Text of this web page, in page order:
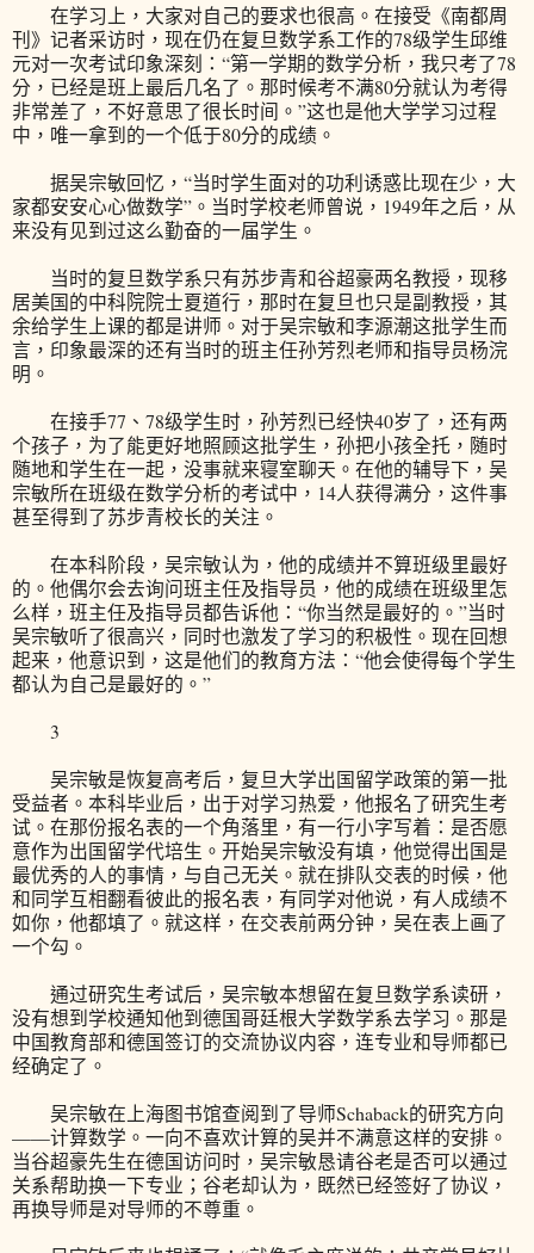
在学习上，大家对自己的要求也很高。在接受《南都周
刊》记者采访时，现在仍在复旦数学系工作的78级学生邱维
元对一次考试印象深刻：“第一学期的数学分析，我只考了78
分，已经是班上最后几名了。那时候考不满80分就认为考得
非常差了，不好意思了很长时间。”这也是他大学学习过程
中，唯一拿到的一个低于80分的成绩。
据吴宗敏回忆，“当时学生面对的功利诱惑比现在少，大
家都安安心心做数学”。当时学校老师曾说，1949年之后，从
来没有见到过这么勤奋的一届学生。
当时的复旦数学系只有苏步青和谷超豪两名教授，现移
居美国的中科院院士夏道行，那时在复旦也只是副教授，其
余给学生上课的都是讲师。对于吴宗敏和李源潮这批学生而
言，印象最深的还有当时的班主任孙芳烈老师和指导员杨浣
明。
在接手77、78级学生时，孙芳烈已经快40岁了，还有两
个孩子，为了能更好地照顾这批学生，孙把小孩全托，随时
随地和学生在一起，没事就来寝室聊天。在他的辅导下，吴
宗敏所在班级在数学分析的考试中，14人获得满分，这件事
甚至得到了苏步青校长的关注。
在本科阶段，吴宗敏认为，他的成绩并不算班级里最好
的。他偶尔会去询问班主任及指导员，他的成绩在班级里怎
么样，班主任及指导员都告诉他：“你当然是最好的。”当时
吴宗敏听了很高兴，同时也激发了学习的积极性。现在回想
起来，他意识到，这是他们的教育方法：“他会使得每个学生
都认为自己是最好的。”
3
吴宗敏是恢复高考后，复旦大学出国留学政策的第一批
受益者。本科毕业后，出于对学习热爱，他报名了研究生考
试。在那份报名表的一个角落里，有一行小字写着：是否愿
意作为出国留学代培生。开始吴宗敏没有填，他觉得出国是
最优秀的人的事情，与自己无关。就在排队交表的时候，他
和同学互相翻看彼此的报名表，有同学对他说，有人成绩不
如你，他都填了。就这样，在交表前两分钟，吴在表上画了
一个勾。
通过研究生考试后，吴宗敏本想留在复旦数学系读研，
没有想到学校通知他到德国哥廷根大学数学系去学习。那是
中国教育部和德国签订的交流协议内容，连专业和导师都已
经确定了。
吴宗敏在上海图书馆查阅到了导师Schaback的研究方向
——计算数学。一向不喜欢计算的吴并不满意这样的安排。
当谷超豪先生在德国访问时，吴宗敏恳请谷老是否可以通过
关系帮助换一下专业；谷老却认为，既然已经签好了协议，
再换导师是对导师的不尊重。